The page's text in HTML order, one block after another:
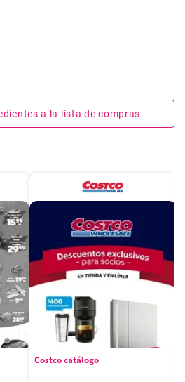
a la lista de compras
Costco catálogo